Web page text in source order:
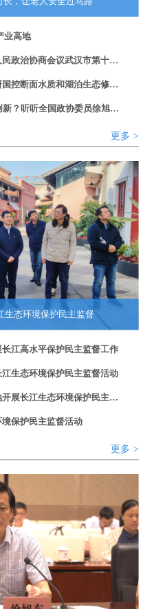
业高地
致公党界别政协委员参加中国人民政治协商会议武汉市第十四届委员会第五次会议
致公党界别专家组赴蔡甸区调研国控断面水质和湖泊生态修复情况
“科教大省”如何持续推进科技创新？听听全国政协委员徐旭东怎么说
更多 >
生态环境保护民主监督
江高水平保护民主监督工作
生态环境保护民主监督活动
致公党武汉市委员会赴青山湿地开展长江生态环境保护民主监督
保护民主监督活动
更多 >